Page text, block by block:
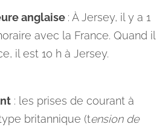
anglaise : À Jersey, il y a 1
avec la France. Quand il
il est 10 h à Jersey.
: les prises de courant à
britannique (tension de